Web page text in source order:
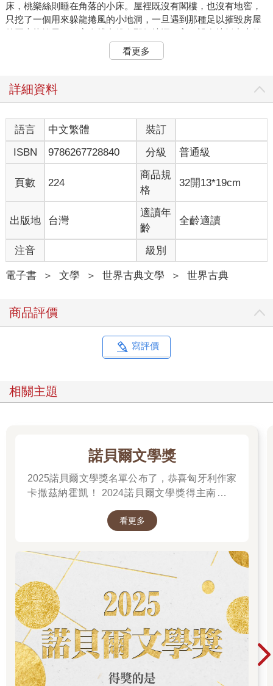
床，桃樂絲則睡在角落的小床。屋裡既沒有閣樓，也沒有地窖，
只挖了一個用來躲龍捲風的小地洞，一旦遇到那種足以摧毀房屋
的巨大龍捲風，一家人就會躲進那個地洞。入口設在地板中央的
活板門下，打開後順著梯子就能爬進狹小而陰暗的地洞裡。
桃樂絲站在門口向外望去，映入眼簾的只有無邊無際、灰濛濛的
邊。太陽把犁過的田地曬成了灰色的硬土，上頭布滿一條條小裂
剝落，又被雨水沖刷，現在看起來就和四周景色一樣灰暗沉悶。
艾姆嬸嬸剛搬來時，還是個年輕漂亮的少婦，但日復一日的陽光
與風漸漸改變了她。這個地方奪走她眼裡原本明亮的神采，只剩
下一片灰暗；臉頰與嘴唇上的紅潤也消失了，同樣化為蒼白。她
變得又瘦又憔悴，再也沒有微笑。孤兒桃樂絲剛來到這個家時，
她的笑聲總會讓艾姆嬸嬸嚇得尖叫，把手按在胸口上。即使到了
現在，艾姆嬸嬸看著這個小女孩，仍會感到不可思議，不明白她
怎麼找得到這麼多值得開心的事。
亨利叔叔從來不笑。他從早到晚辛勤工作，根本不知道什麼是快
樂。他全身上下都是灰色的，從他灰白的長鬍子到腳上那雙粗糙
的靴子，神情總是嚴肅又沉悶，很少開口說話。
還好有托托逗桃樂絲開懷大笑，才沒讓她和周遭環境一樣死氣沉
天活蹦亂跳，桃樂絲總陪他玩耍，對他疼愛有加。
但這一天，他們沒有一起玩耍。亨利叔叔坐在門口的台階上，憂
心地望著比平常更陰沉的天空。桃樂絲抱著托托站在門邊，也跟
著抬頭看向天空。艾姆嬸嬸則忙著洗碗。
呼嘯聲，他們回頭一看，那邊的草原同樣被風吹起層層波紋。
艾姆嬸嬸立刻放下手邊的碗盤，快步衝到門邊，只看一眼便知道
「快點，桃樂絲！」她尖聲說著，「快進去地洞裡！」
這時，托托從桃樂絲懷中一躍而下，躲進床底，桃樂絲趕緊去抓
陰暗的地洞。桃樂絲終於抓到托托，準備跟上嬸嬸的腳步。然
而，她才走到房間中央，一陣呼嘯的狂風響起，整棟房子劇烈搖
這時，一件怪事發生了。
房子在空中旋轉了兩三圈，慢慢升上天空。桃樂絲感覺自己像是
搭上了一顆熱氣球。
北風和南風在房子所在的位置交會，把房子推到龍捲風的正中
央。龍捲風的中心通常很平靜，但四面八方的風壓把房子托得越
來越高，最後一路送上龍捲風的頂端。房子就這麼漂浮著，被風
吹離原地好幾英里，輕巧地像是一根羽毛一樣。
四周一片漆黑，狂風可怕地呼嘯著，但桃樂絲發現自己坐得還算
平穩。除了一開始的幾次旋轉和一次嚴重傾斜外，她感覺自己就
像被放在搖籃裡、輕輕搖晃的小嬰兒。
看更多
詳細資料
語言 中文繁體
裝訂
ISBN
9786267728840 分級 普通級
頁數 224
商品規
格
32開13*19cm
出版地 台灣
適讀年
齡
全齡適讀
注音 級別
電子書 ＞ 文學 ＞ 世界古典文學 ＞ 世界古典
商品評價
寫評價
相關主題
諾貝爾文學獎
2025諾貝爾文學獎名單公布了，恭喜匈牙利作家
卡撒茲納霍凱！ 2024諾貝爾文學獎得主南韓女
看更多